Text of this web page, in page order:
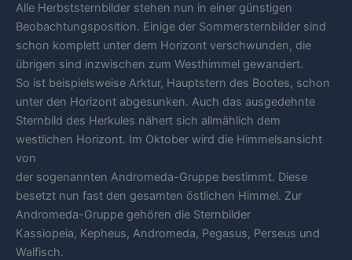
Alle Herbststernbilder stehen nun in einer günstigen
Beobachtungsposition. Einige der Sommersternbilder sind
schon komplett unter dem Horizont verschwunden, die
übrigen sind inzwischen zum Westhimmel gewandert.
So ist beispielsweise Arktur, Hauptstern des Bootes, schon
unter den Horizont abgesunken. Auch das ausgedehnte
Sternbild des Herkules nähert sich allmählich dem
westlichen Horizont. Im Oktober wird die Himmelsansicht
von
der sogenannten Andromeda-Gruppe bestimmt. Diese
besetzt nun fast den gesamten östlichen Himmel. Zur
Andromeda-Gruppe gehören die Sternbilder
Kassiopeia, Kepheus, Andromeda, Pegasus, Perseus und
Walfisch.